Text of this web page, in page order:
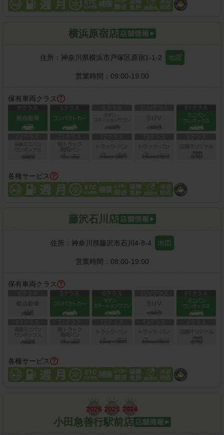
横浜原宿店
住所： 神奈川県横浜市戸塚区原宿1-1-2 地図
営業時間： 09:00-19:00
保有車両クラス
各種サービス
藤沢石川店
住所： 神奈川県藤沢市石川4-8-4 地図
営業時間： 08:00-19:00
保有車両クラス
各種サービス
小田急善行駅前店